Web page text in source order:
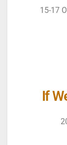
15-17
If